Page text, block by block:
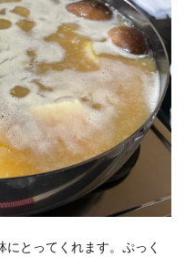
とってくれます。ぷっく